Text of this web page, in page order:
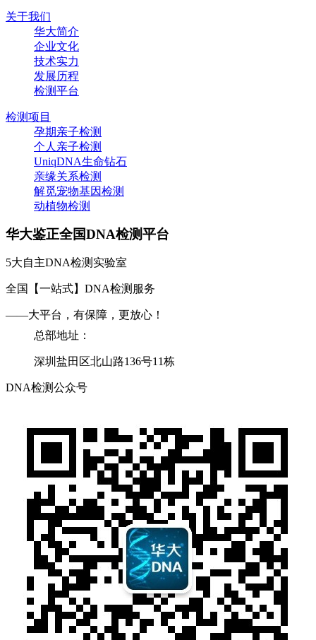
关于我们
华大简介
企业文化
技术实力
发展历程
检测平台
检测项目
孕期亲子检测
个人亲子检测
UniqDNA生命钻石
亲缘关系检测
解觅宠物基因检测
动植物检测
华大鉴正全国DNA检测平台
5大自主DNA检测实验室
全国【一站式】DNA检测服务
——大平台，有保障，更放心！
总部地址：
深圳盐田区北山路136号11栋
DNA检测公众号